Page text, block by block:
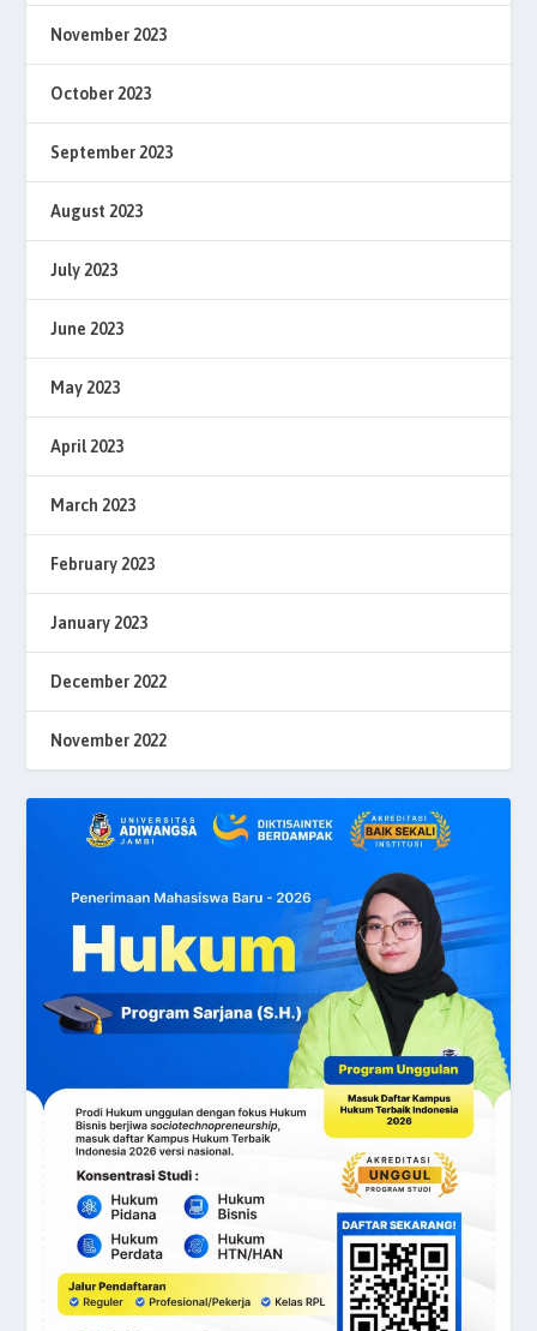
November 2023
October 2023
September 2023
August 2023
July 2023
June 2023
May 2023
April 2023
March 2023
February 2023
January 2023
December 2022
November 2022